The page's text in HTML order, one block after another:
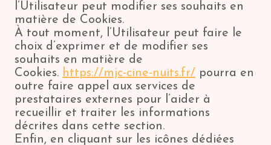
l’Utilisateur peut modifier ses souhaits en
matière de Cookies.
À tout moment, l’Utilisateur peut faire le
choix d’exprimer et de modifier ses
souhaits en matière de
Cookies. https://mjc-cine-nuits.fr/ pourra en
outre faire appel aux services de
prestataires externes pour l’aider à
recueillir et traiter les informations
décrites dans cette section.
Enfin, en cliquant sur les icônes dédiées